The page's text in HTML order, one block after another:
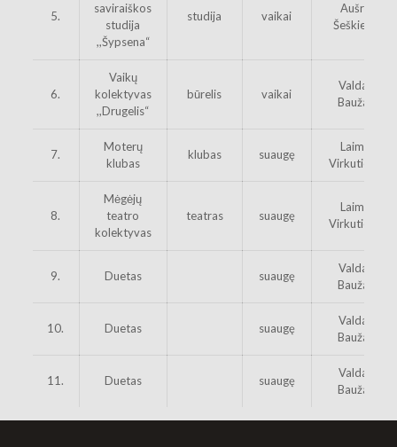
5.
saviraiškos
studija
,,Šypsena“
studija vaikai
Aušra
Šeškienė
6.
Vaikų
kolektyvas
,,Drugelis“
būrelis vaikai
Valdas
Baužas
7.
Moterų
klubas
klubas suaugę
Laima
Virkutienė
8.
Mėgėjų
teatro
kolektyvas
teatras suaugę
Laima
Virkutienė
9. Duetas suaugę
Valdas
Baužas
10. Duetas suaugę
Valdas
Baužas
11. Duetas suaugę
Valdas
Baužas